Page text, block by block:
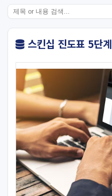
스킨십 진도표 5단계